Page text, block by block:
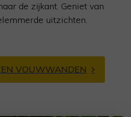
de zijkant. Geniet van
uitzichten.
VOUWWANDEN